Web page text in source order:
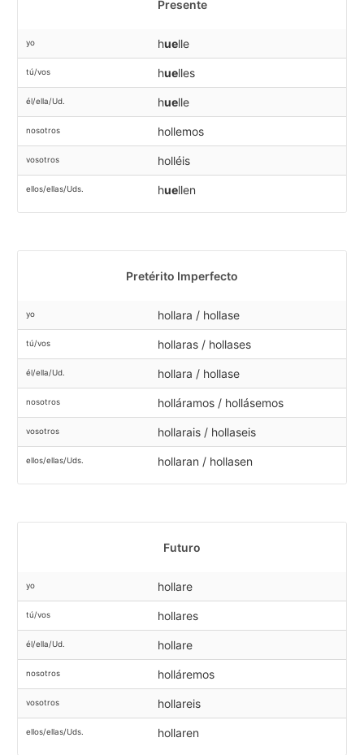
Presente
yo huelle
tú/vos huelles
él/ella/Ud. huelle
nosotros hollemos
vosotros holléis
ellos/ellas/Uds. huellen
Pretérito Imperfecto
yo hollara / hollase
tú/vos hollaras / hollases
él/ella/Ud. hollara / hollase
nosotros holláramos / hollásemos
vosotros hollarais / hollaseis
ellos/ellas/Uds. hollaran / hollasen
Futuro
yo hollare
tú/vos hollares
él/ella/Ud. hollare
nosotros holláremos
vosotros hollareis
ellos/ellas/Uds. hollaren